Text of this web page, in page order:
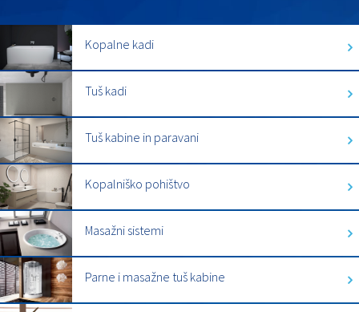
Kopalne kadi
Tuš kadi
Tuš kabine in paravani
Kopalniško pohištvo
Masažni sistemi
Parne i masažne tuš kabine